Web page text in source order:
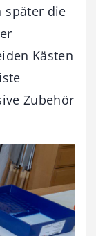
später die
Kästen
Zubehör